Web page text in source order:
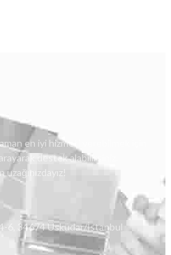
en iyi hizmeti verebilmek için
destek alabilirsiniz.
6, 34674 Üsküdar/İstanbul